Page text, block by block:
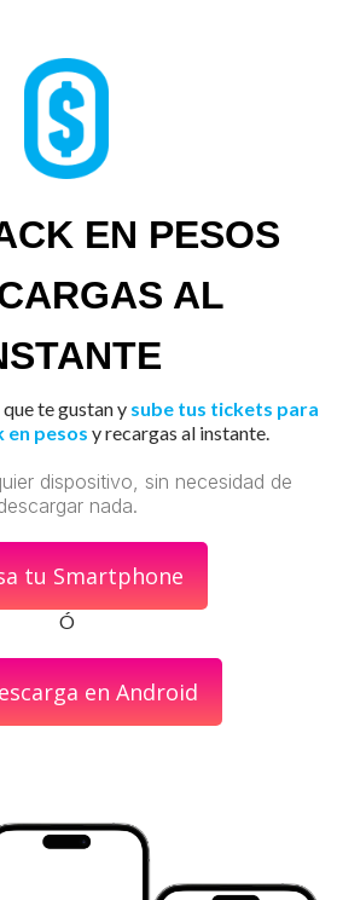
EN PESOS
AL
te gustan y sube tus tickets para
en pesos y recargas al instante.
dispositivo, sin necesidad de
nada.
tu Smartphone
Ó
en Android